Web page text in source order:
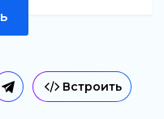
Встроить